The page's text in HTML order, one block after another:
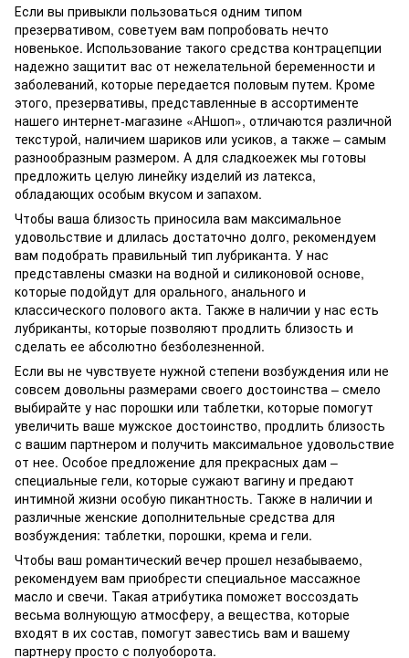
Если вы привыкли пользоваться одним типом
презервативом, советуем вам попробовать нечто
новенькое. Использование такого средства контрацепции
надежно защитит вас от нежелательной беременности и
заболеваний, которые передается половым путем. Кроме
этого, презервативы, представленные в ассортименте
нашего интернет-магазине «АНшоп», отличаются различной
текстурой, наличием шариков или усиков, а также – самым
разнообразным размером. А для сладкоежек мы готовы
предложить целую линейку изделий из латекса,
обладающих особым вкусом и запахом.
Чтобы ваша близость приносила вам максимальное
удовольствие и длилась достаточно долго, рекомендуем
вам подобрать правильный тип лубриканта. У нас
представлены смазки на водной и силиконовой основе,
которые подойдут для орального, анального и
классического полового акта. Также в наличии у нас есть
лубриканты, которые позволяют продлить близость и
сделать ее абсолютно безболезненной.
Если вы не чувствуете нужной степени возбуждения или не
совсем довольны размерами своего достоинства – смело
выбирайте у нас порошки или таблетки, которые помогут
увеличить ваше мужское достоинство, продлить близость
с вашим партнером и получить максимальное удовольствие
от нее. Особое предложение для прекрасных дам –
специальные гели, которые сужают вагину и предают
интимной жизни особую пикантность. Также в наличии и
различные женские дополнительные средства для
возбуждения: таблетки, порошки, крема и гели.
Чтобы ваш романтический вечер прошел незабываемо,
рекомендуем вам приобрести специальное массажное
масло и свечи. Такая атрибутика поможет воссоздать
весьма волнующую атмосферу, а вещества, которые
входят в их состав, помогут завестись вам и вашему
партнеру просто с полуоборота.